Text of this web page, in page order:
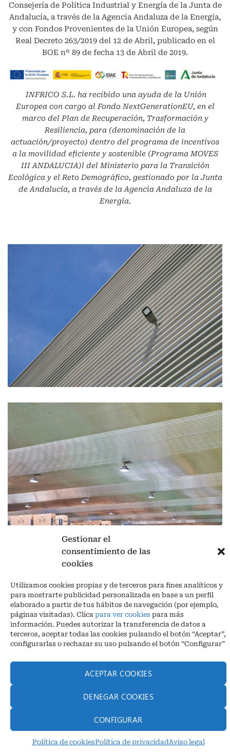
Gestionar el
consentimiento de las
cookies
Utilizamos cookies propias y de terceros para fines analíticos y
para mostrarte publicidad personalizada en base a un perfil
elaborado a partir de tus hábitos de navegación (por ejemplo,
páginas visitadas). Clica para ver cookies para más
información. Puedes autorizar la transferencia de datos a
terceros, aceptar todas las cookies pulsando el botón “Aceptar”,
configurarlas o rechazar su uso pulsando el botón “Configurar”
ACEPTAR COOKIES
DENEGAR COOKIES
CONFIGURAR
Política de cookiesPolítica de privacidadAviso legal
Consejería de Política Industrial y Energía de la Junta de
Andalucía, a través de la Agencia Andaluza de la Energía,
y con Fondos Provenientes de la Unión Europea, según
Real Decreto 263/2019 del 12 de Abril, publicado en el
BOE nº 89 de fecha 13 de Abril de 2019.
INFRICO S.L. ha recibido una ayuda de la Unión
Europea con cargo al Fondo NextGenerationEU, en el
marco del Plan de Recuperación, Trasformación y
Resiliencia, para (denominación de la
actuación/proyecto) dentro del programa de incentivos
a la movilidad eficiente y sostenible (Programa MOVES
III ANDALUCIA)l del Ministerio para la Transición
Ecológica y el Reto Demográfico, gestionado por la Junta
de Andalucía, a través de la Agencia Andaluza de la
Energía.
Aviso legal|Política de privacidad
Ctra. A-3132, De Aguilar a A-318 por Moriles km 15,5 M.I. (Córdoba)
España
COORDENADAS: Latitud: 37,40 – Longitud -04,58 | Telf. + 34 957 51
30 68
info@infrico.com Infrico SL 2026©. Diseñado porBabait Technology